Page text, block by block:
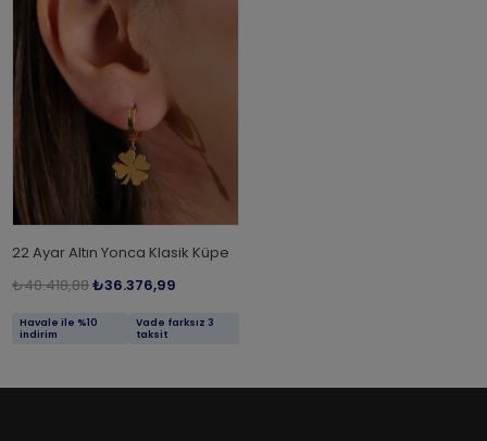
22 Ayar Altın Yonca Klasik Küpe
₺40.418,88₺36.376,99
Havale ile %10
indirim
Vade farksız 3
taksit